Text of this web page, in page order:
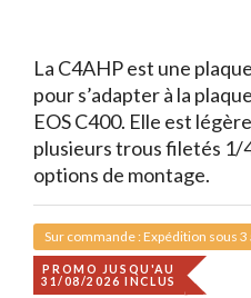
La C4AHP est une
pour s’adapter à la
EOS C400. Elle est
plusieurs trous filetés 1/
options de montage.
Sur commande : Expédition sous 3
PROMO JUSQU'AU
31/08/2026 INCLUS